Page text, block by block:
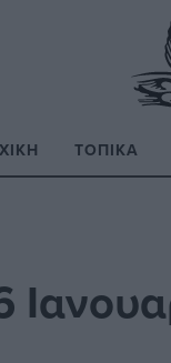
ΤΟΠΙΚΆ